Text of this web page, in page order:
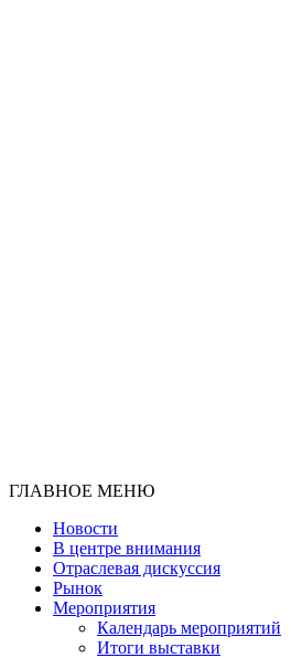
ГЛАВНОЕ МЕНЮ
Новости
В центре внимания
Отраслевая дискуссия
Рынок
Мероприятия
Календарь мероприятий
Итоги выставки